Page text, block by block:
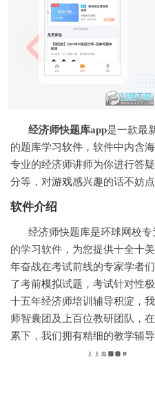
经济师快题库app是一款最
的题库学习软件 ，软件中内含
专业的经济师讲师为你进行答
分等，对游戏感兴趣的话不妨
软件介绍
经济师快题库是环球网校
的学习软件，为您提供十全十
年奋战在考试前线的专家学者
了考前模拟试题，考试针对性
十五年经济师培训辅导积淀，
师智囊团及上百位教研团队，
累下，我们拥有精细的教学辅